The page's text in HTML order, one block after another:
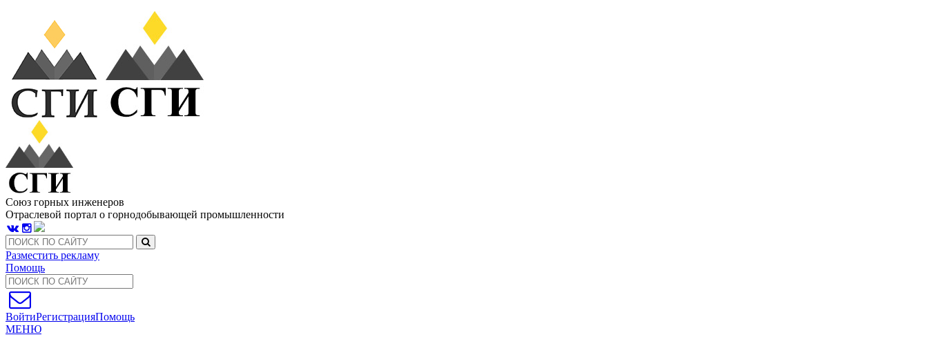
Союз горных инженеров
Отраслевой портал о горнодобывающей промышленности
Разместить рекламу
Помощь
ВойтиРегистрацияПомощь
МЕНЮ